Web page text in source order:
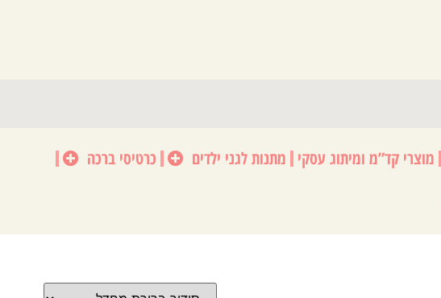
מוצרי קד”מ ומיתוג עסקי מתנות לגני ילדים כרטיסי ברכה